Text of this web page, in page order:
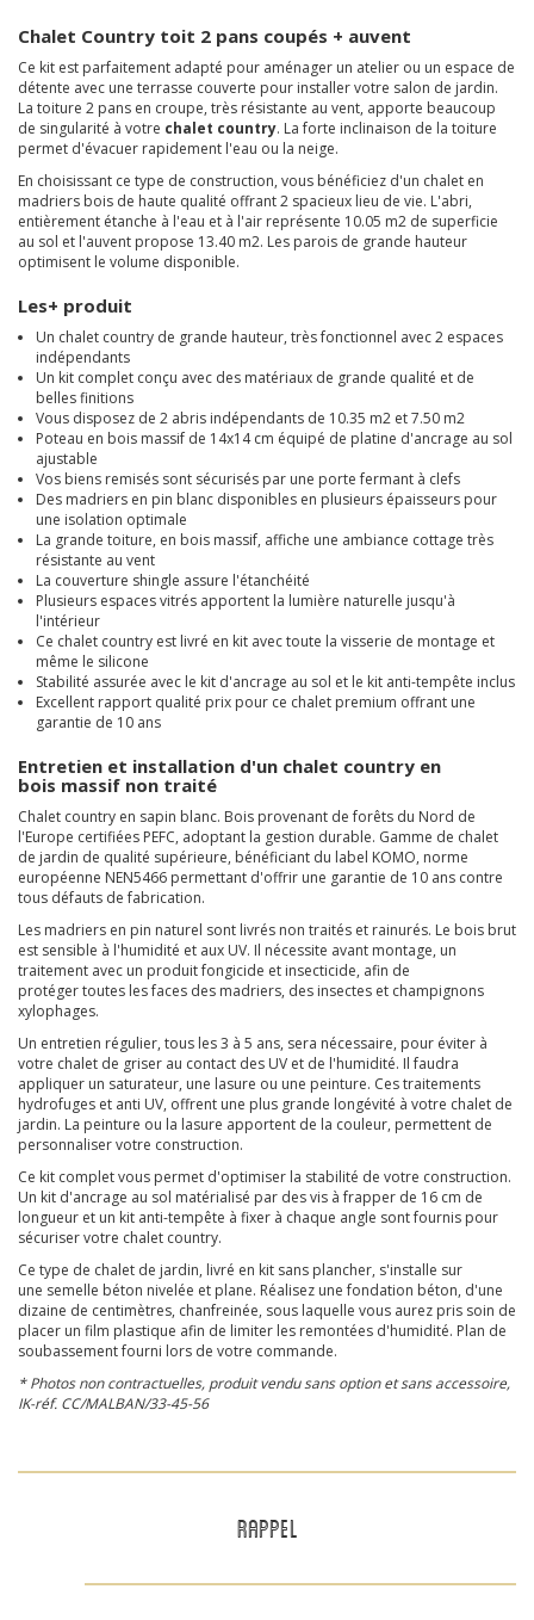
Chalet Country toit 2 pans coupés + auvent
Ce kit est parfaitement adapté pour aménager un atelier ou un espace de
détente avec une terrasse couverte pour installer votre salon de jardin.
La toiture 2 pans en croupe, très résistante au vent, apporte beaucoup
de singularité à votre chalet country. La forte inclinaison de la toiture
permet d'évacuer rapidement l'eau ou la neige.
En choisissant ce type de construction, vous bénéficiez d'un chalet en
madriers bois de haute qualité offrant 2 spacieux lieu de vie. L'abri,
entièrement étanche à l'eau et à l'air représente 10.05 m2 de superficie
au sol et l'auvent propose 13.40 m2. Les parois de grande hauteur
optimisent le volume disponible.
Les+ produit
Un chalet country de grande hauteur, très fonctionnel avec 2 espaces
indépendants
Un kit complet conçu avec des matériaux de grande qualité et de
belles finitions
Vous disposez de 2 abris indépendants de 10.35 m2 et 7.50 m2
Poteau en bois massif de 14x14 cm équipé de platine d'ancrage au sol
ajustable
Vos biens remisés sont sécurisés par une porte fermant à clefs
Des madriers en pin blanc disponibles en plusieurs épaisseurs pour
une isolation optimale
La grande toiture, en bois massif, affiche une ambiance cottage très
résistante au vent
La couverture shingle assure l'étanchéité
Plusieurs espaces vitrés apportent la lumière naturelle jusqu'à
l'intérieur
Ce chalet country est livré en kit avec toute la visserie de montage et
même le silicone
Stabilité assurée avec le kit d'ancrage au sol et le kit anti-tempête inclus
Excellent rapport qualité prix pour ce chalet premium offrant une
garantie de 10 ans
Entretien et installation d'un chalet country en
bois massif non traité
Chalet country en sapin blanc. Bois provenant de forêts du Nord de
l'Europe certifiées PEFC, adoptant la gestion durable. Gamme de chalet
de jardin de qualité supérieure, bénéficiant du label KOMO, norme
européenne NEN5466 permettant d'offrir une garantie de 10 ans contre
tous défauts de fabrication.
Les madriers en pin naturel sont livrés non traités et rainurés. Le bois brut
est sensible à l'humidité et aux UV. Il nécessite avant montage, un
traitement avec un produitfongicide et insecticide, afin de
protéger toutes les faces des madriers, des insectes et champignons
xylophages.
Un entretien régulier, tous les 3 à 5 ans, sera nécessaire, pour éviter à
votre chalet de griser au contact des UV et de l'humidité. Il faudra
appliquer un saturateur, une lasure ou une peinture. Ces traitements
hydrofuges et anti UV, offrent une plus grande longévité à votre chalet de
jardin. La peinture ou la lasure apportent de la couleur, permettent de
personnaliser votre construction.
Ce kit complet vous permet d'optimiser la stabilité de votre construction.
Un kit d'ancrage au sol matérialisé par des vis à frapper de 16 cm de
longueur et un kit anti-tempête à fixer à chaque angle sont fournis pour
sécuriser votre chalet country.
Ce type de chalet de jardin, livré en kit sans plancher, s'installe sur
une semelle béton nivelée et plane. Réalisez une fondation béton, d'une
dizaine de centimètres, chanfreinée, sous laquelle vous aurez pris soin de
placer un film plastique afin de limiter les remontées d'humidité. Plan de
soubassement fourni lors de votre commande.
* Photos non contractuelles, produit vendu sans option et sans accessoire,
IK-réf. CC/MALBAN/33-45-56
RAPPEL